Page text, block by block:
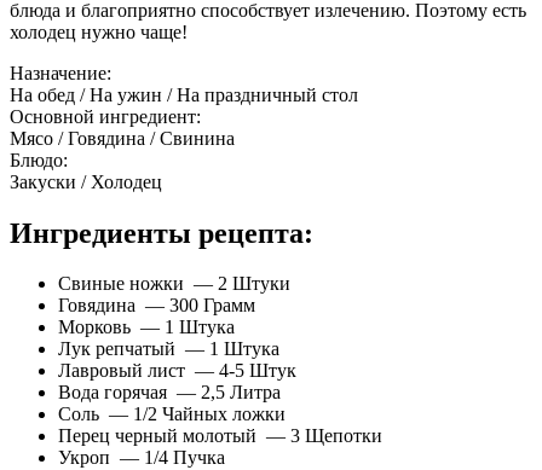
блюда и благоприятно способствует излечению. Поэтому есть
холодец нужно чаще!
Назначение:
На обед / На ужин / На праздничный стол
Основной ингредиент:
Мясо / Говядина / Свинина
Блюдо:
Закуски / Холодец
Ингредиенты рецепта:
Свиные ножки — 2 Штуки
Говядина — 300 Грамм
Морковь — 1 Штука
Лук репчатый — 1 Штука
Лавровый лист — 4-5 Штук
Вода горячая — 2,5 Литра
Соль — 1/2 Чайных ложки
Перец черный молотый — 3 Щепотки
Укроп — 1/4 Пучка